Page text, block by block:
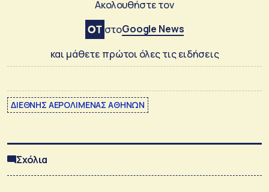
Ακολουθήστε τον
στοGoogle News
και μάθετε πρώτοι όλες τις ειδήσεις
ΔΙΕΘΝΗΣ ΑΕΡΟΛΙΜΕΝΑΣ ΑΘΗΝΩΝ
Σχόλια